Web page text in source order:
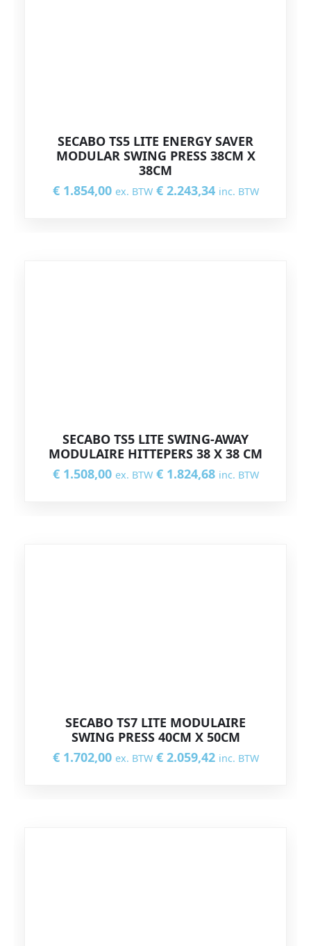
SECABO TS5 LITE ENERGY SAVER
MODULAR SWING PRESS 38CM X
38CM
€1.854,00 ex. BTW €2.243,34 inc. BTW
SECABO TS5 LITE SWING-AWAY
MODULAIRE HITTEPERS 38 X 38 CM
€1.508,00 ex. BTW €1.824,68 inc. BTW
SECABO TS7 LITE MODULAIRE
SWING PRESS 40CM X 50CM
€1.702,00 ex. BTW €2.059,42 inc. BTW